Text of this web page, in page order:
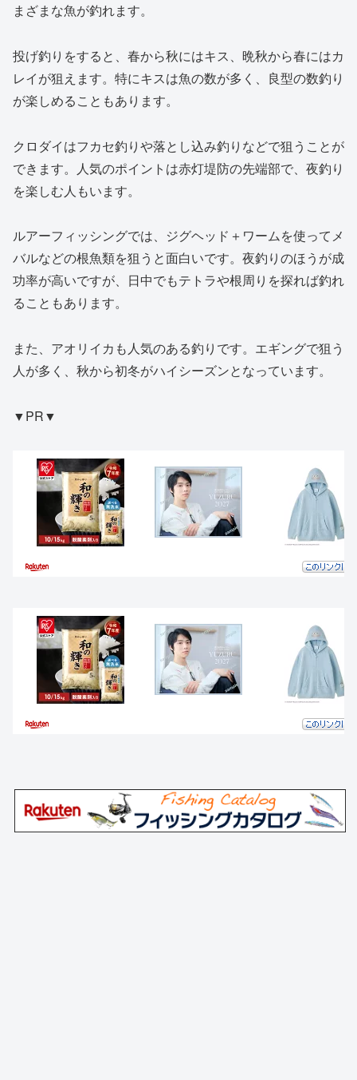
まざまな魚が釣れます。
投げ釣りをすると、春から秋にはキス、晩秋から春にはカ
レイが狙えます。特にキスは魚の数が多く、良型の数釣り
が楽しめることもあります。
クロダイはフカセ釣りや落とし込み釣りなどで狙うことが
できます。人気のポイントは赤灯堤防の先端部で、夜釣り
を楽しむ人もいます。
ルアーフィッシングでは、ジグヘッド＋ワームを使ってメ
バルなどの根魚類を狙うと面白いです。夜釣りのほうが成
功率が高いですが、日中でもテトラや根周りを探れば釣れ
ることもあります。
また、アオリイカも人気のある釣りです。エギングで狙う
人が多く、秋から初冬がハイシーズンとなっています。
▼PR▼